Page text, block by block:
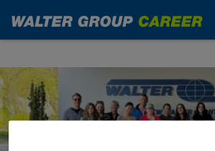
News